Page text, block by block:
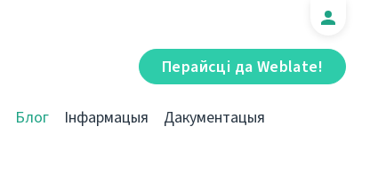
Перайсці да Weblate!
Блог Інфармацыя Дакументацыя